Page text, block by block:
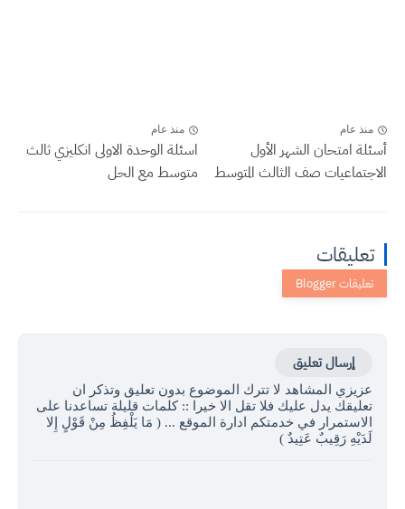
منذ عام
أسئلة امتحان الشهر الأول
الاجتماعيات صف الثالث المتوسط
منذ عام
اسئلة الوحدة الاولى انكليزي ثالث
متوسط مع الحل
تعليقات
إرسال تعليق
عزيزي المشاهد لا تترك الموضوع بدون تعليق وتذكر ان
تعليقك يدل عليك فلا تقل الا خيرا :: كلمات قليلة تساعدنا على
الاستمرار في خدمتكم ادارة الموقع ... ( مَا يَلْفِظُ مِنْ قَوْلٍ إِلا
لَدَيْهِ رَقِيبٌ عَتِيدٌ )